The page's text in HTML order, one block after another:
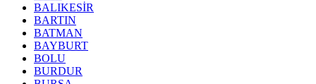
BALIKESİR
BARTIN
BATMAN
BAYBURT
BOLU
BURDUR